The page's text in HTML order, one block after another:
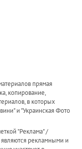
прямая
копирование,
в которых
и "Украинская Фото
"Реклама" /
рекламными и